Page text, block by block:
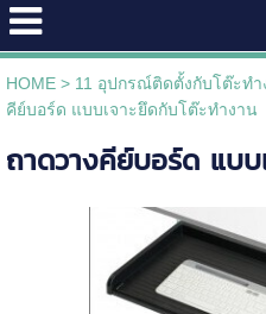
HOME> 11 อุปกรณ์ติดตั้งกับโต๊ะทำ
คีย์บอร์ด แบบเจาะยึดกับโต๊ะทำงาน
ถาดวางคีย์บอร์ด แบบ